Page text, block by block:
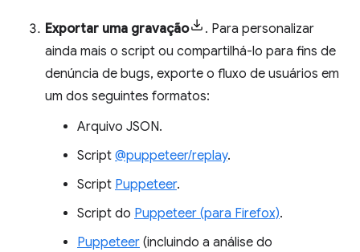
Exportar uma gravação
. Para personalizar
ainda mais o script ou compartilhá-lo para fins de
denúncia de bugs, exporte o fluxo de usuários em
um dos seguintes formatos:
Arquivo JSON.
Script @puppeteer/replay.
Script Puppeteer.
Script do Puppeteer (para Firefox).
Puppeteer (incluindo a análise do